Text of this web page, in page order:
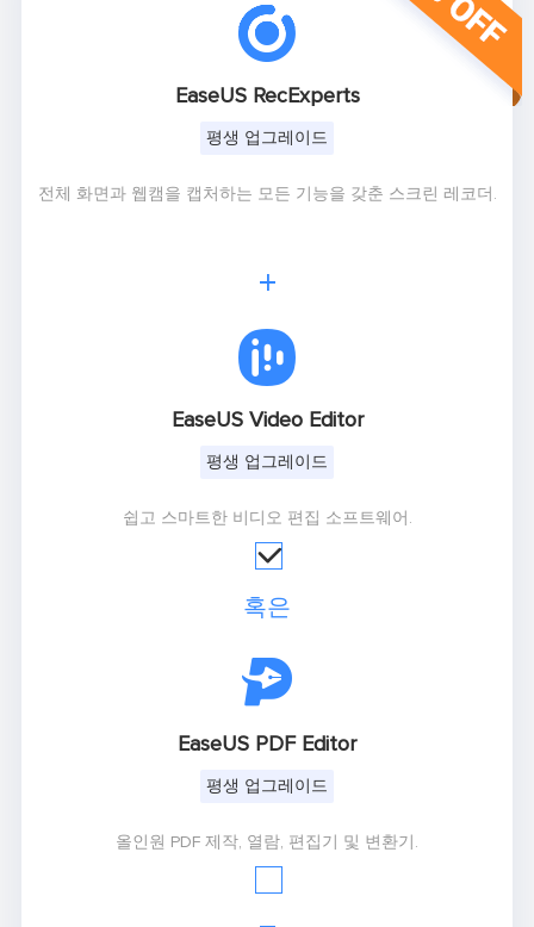

EaseUS RecExperts
평생 업그레이드
전체 화면과 웹캠을 캡처하는 모든 기능을 갖춘 스크린 레코더.
+

EaseUS Video Editor
평생 업그레이드
쉽고 스마트한 비디오 편집 소프트웨어.
혹은

EaseUS PDF Editor
평생 업그레이드
올인원 PDF 제작, 열람, 편집기 및 변환기.